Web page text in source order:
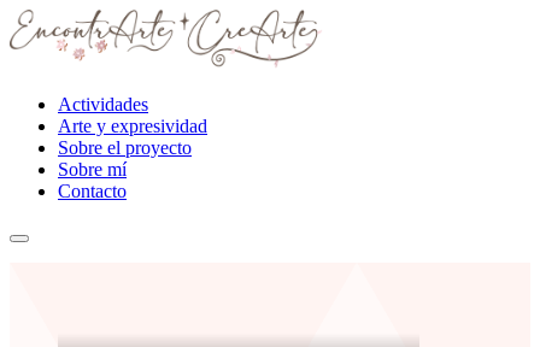
Actividades
Arte y expresividad
Sobre el proyecto
Sobre mí
Contacto